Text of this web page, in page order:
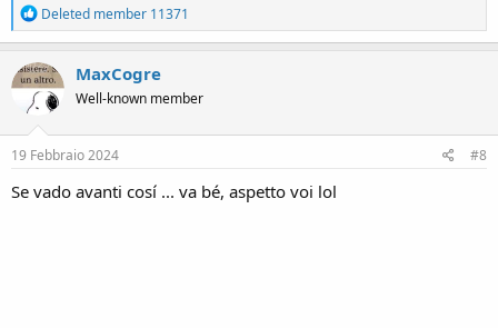
R
e
a
c
t
n
s
Deleted member 11371
MaxCogre
Well-known member
19 Febbraio 2024 #8
Se vado avanti cosí ... va bé, aspetto voi lol